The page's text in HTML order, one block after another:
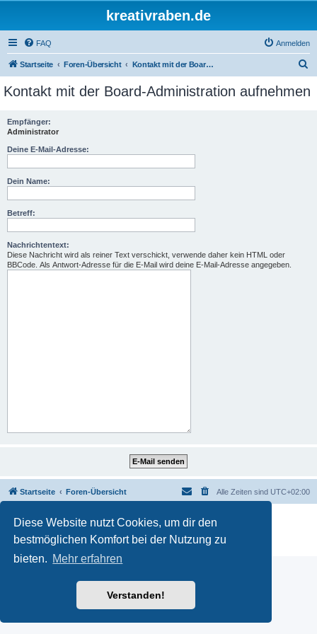
Diese Website nutzt Cookies, um dir den
bestmöglichen Komfort bei der Nutzung zu
bieten. Mehr erfahren
Verstanden!
kreativraben.de
FAQ Anmelden
Startseite Foren-Übersicht Kontakt mit der Board-Administration aufnehmen
c
Kontakt mit der Board-Administration aufnehmen
Empfänger:
Administrator
Deine E-Mail-Adresse:
Dein Name:
Betreff:
Nachrichtentext:
Diese Nachricht wird als reiner Text verschickt, verwende daher kein HTML oder
BBCode. Als Antwort-Adresse für die E-Mail wird deine E-Mail-Adresse angegeben.
Startseite Foren-Übersicht Alle Zeiten sind UTC+02:00
Powered by phpBB
® Forum Software © phpBB Limited
Deutsche Übersetzung durch
Datenschutz|Nutzungsbedingungen